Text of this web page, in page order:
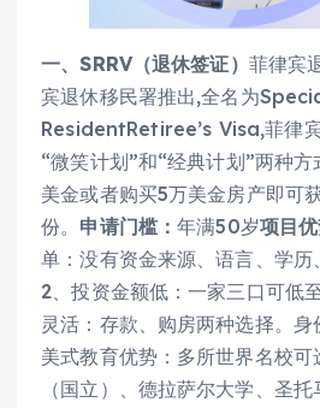
一、SRRV（退休签证） 菲律宾
宾退休移民署推出,全名为
ResidentRetiree’s Visa,菲律
“微笑计划”和“经典计划”两种
美金或者购买5万美金房产即可
份。 申请门槛：年满50岁项目优
单：没有资金来源、语言、学历
2、投资金额低：一家三口可低
灵活：存款、购房两种选择。身
美式教育优势：多所世界名校可
（国立）、德拉萨尔大学、圣